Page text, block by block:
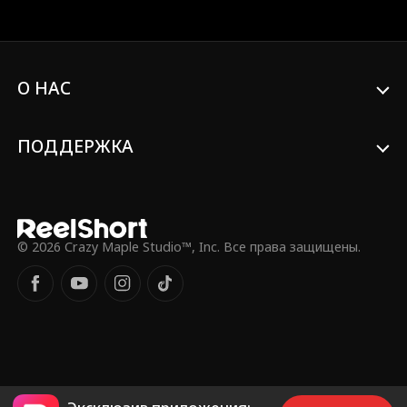
образ? Погубит ли их эта любовь, или
О НАС
ПОДДЕРЖКА
© 2026 Crazy Maple Studio™, Inc. Все права защищены.